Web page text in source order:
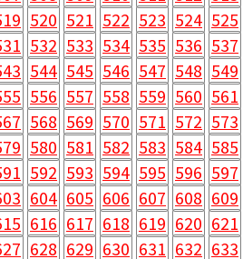
520 521 522 523 524 525
532 533 534 535 536 537
544 545 546 547 548 549
556 557 558 559 560 561
568 569 570 571 572 573
580 581 582 583 584 585
592 593 594 595 596 597
604 605 606 607 608 609
616 617 618 619 620 621
628 629 630 631 632 633